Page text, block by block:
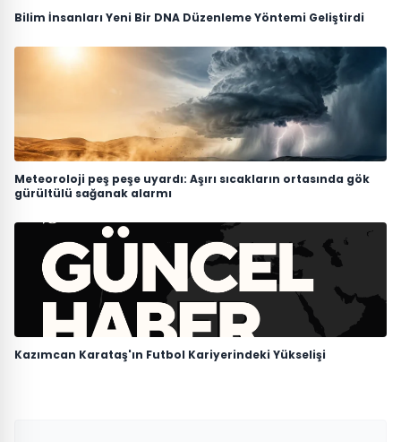
Bilim İnsanları Yeni Bir DNA Düzenleme Yöntemi Geliştirdi
Meteoroloji peş peşe uyardı: Aşırı sıcakların ortasında gök
gürültülü sağanak alarmı
Kazımcan Karataş'ın Futbol Kariyerindeki Yükselişi